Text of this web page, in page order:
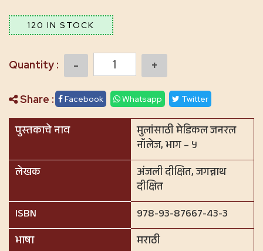
120 IN STOCK
Share : Facebook Whatsapp Twitter
पुस्तकाचे नाव
मुलांसाठी मेडिकल जनरल
नॉलेज, भाग – ५
लेखक
अंजली दीक्षित, जगन्नाथ
दीक्षित
ISBN
978-93-87667-43-3
भाषा
मराठी